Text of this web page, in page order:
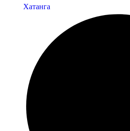
Хатанга